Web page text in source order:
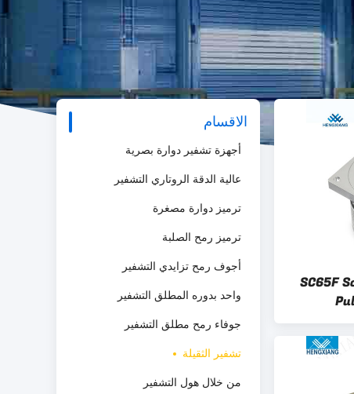
الاقسام
أجهزة تشفير دوارة بصرية
عالية الدقة الروتاري التشفير
ترميز دوارة مصغرة
ترميز رمح الصلبة
أجوف رمح تزايدي التشفير
واحد بدوره المطلق التشفير
جوفاء رمح مطلق التشفير
تشفير الثقيلة
من خلال هول التشفير
SC65F